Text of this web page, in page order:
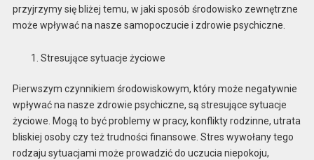
przyjrzymy się bliżej temu, w jaki sposób środowisko zewnętrzne
może wpływać na nasze samopoczucie i zdrowie psychiczne.
Stresujące sytuacje życiowe
Pierwszym czynnikiem środowiskowym, który może negatywnie
wpływać na nasze zdrowie psychiczne, są stresujące sytuacje
życiowe. Mogą to być problemy w pracy, konflikty rodzinne, utrata
bliskiej osoby czy też trudności finansowe. Stres wywołany tego
rodzaju sytuacjami może prowadzić do uczucia niepokoju,